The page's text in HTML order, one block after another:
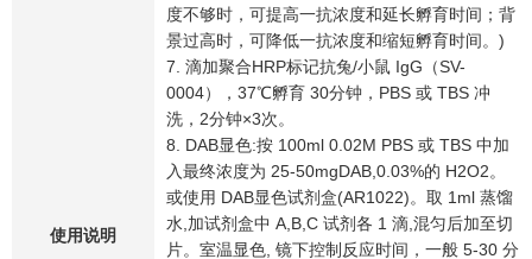
使用说明
度不够时，可提高一抗浓度和延长孵育时间；背
景过高时，可降低一抗浓度和缩短孵育时间。)
7. 滴加聚合HRP标记抗兔/小鼠 IgG（SV-
0004），37℃孵育 30分钟，PBS 或 TBS 冲
洗，2分钟×3次。
8. DAB显色:按 100ml 0.02M PBS 或 TBS 中加
入最终浓度为 25-50mgDAB,0.03%的 H2O2。
或使用 DAB显色试剂盒(AR1022)。取 1ml 蒸馏
水,加试剂盒中 A,B,C 试剂各 1 滴,混匀后加至切
片。室温显色, 镜下控制反应时间，一般 5-30 分